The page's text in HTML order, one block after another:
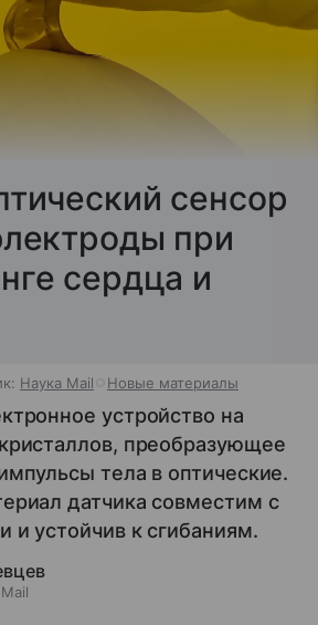
сенсор
при
сердца и
Наука Mail Новые материалы
устройство на
преобразующее
тела в оптические.
датчика совместим с
и устойчив к сгибаниям.